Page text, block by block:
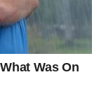
bivša
je morao da se
proživeo je
svojih
nije bilo
tame.